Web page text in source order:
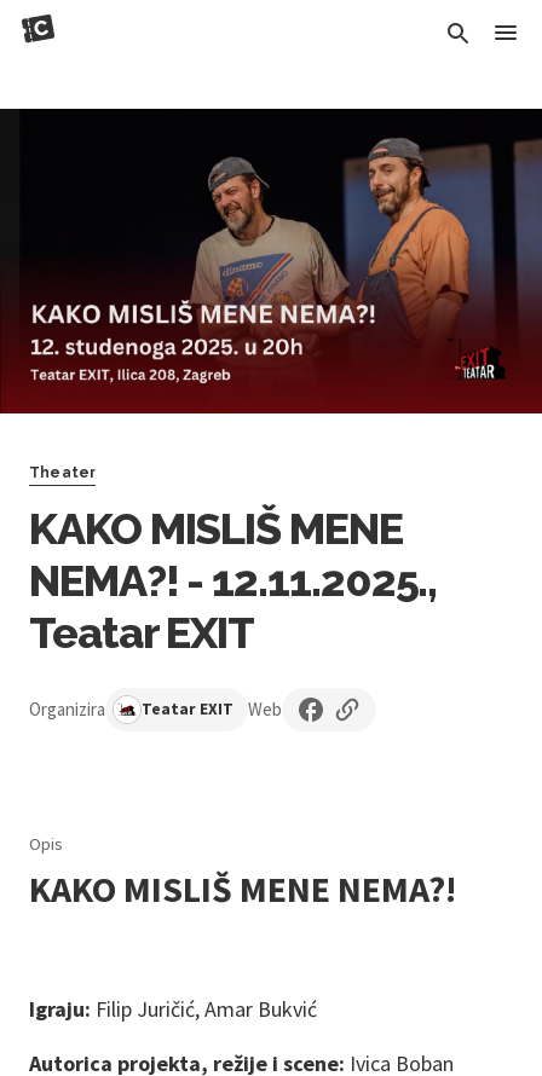
Theater
KAKO MISLIŠ MENE
NEMA?! - 12.11.2025.,
Teatar EXIT
Organizira Teatar EXIT Web
Opis
KAKO MISLIŠ MENE NEMA?!
Igraju: Filip Juričić, Amar Bukvić
Autorica projekta, režije i scene: Ivica Boban